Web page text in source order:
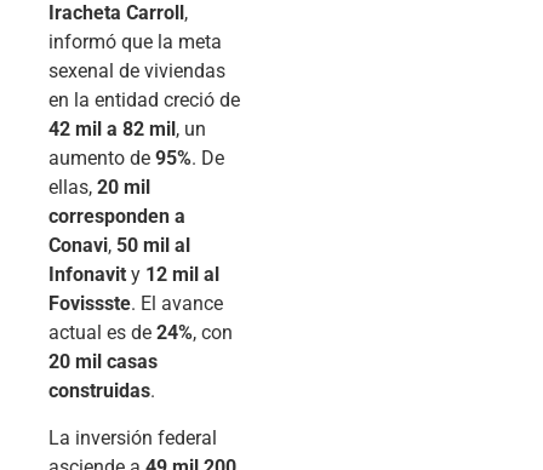
Iracheta Carroll ,
informó que la meta
sexenal de viviendas
en la entidad creció de
42 mil a 82 mil , un
aumento de 95%. De
ellas, 20 mil
corresponden a
Conavi, 50 mil al
Infonavit y 12 mil al
Fovissste. El avance
actual es de 24%, con
20 mil casas
construidas.
La inversión federal